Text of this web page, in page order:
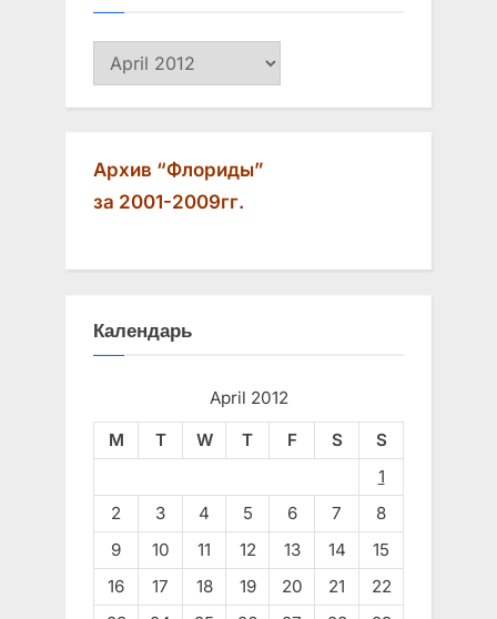
Архив
Архив “Флориды”
за 2001-2009гг.
Календарь
April 2012
M
T W T F S
S
1
2
3 4 5 6 7
8
9
10 11 12 13 14
15
16
17 18 19 20 21
22